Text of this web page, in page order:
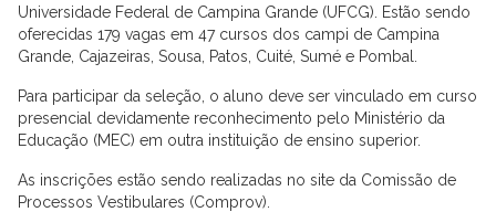
Universidade Federal de Campina Grande (UFCG). Estão sendo
oferecidas 179 vagas em 47 cursos dos campi de Campina
Grande, Cajazeiras, Sousa, Patos, Cuité, Sumé e Pombal.
Para participar da seleção, o aluno deve ser vinculado em curso
presencial devidamente reconhecimento pelo Ministério da
Educação (MEC) em outra instituição de ensino superior.
As inscrições estão sendo realizadas no site da Comissão de
Processos Vestibulares (Comprov).